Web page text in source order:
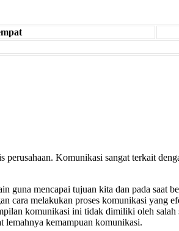
Komunikasi sangat terkait
mencapai tujuan kita dan pada saat
melakukan proses komunikasi yang
komunikasi ini tidak dimiliki oleh salah
lemahnya kemampuan komunikasi.